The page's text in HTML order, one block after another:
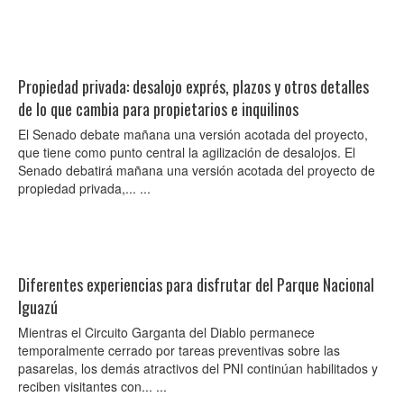
Propiedad privada: desalojo exprés, plazos y otros detalles
de lo que cambia para propietarios e inquilinos
El Senado debate mañana una versión acotada del proyecto,
que tiene como punto central la agilización de desalojos. El
Senado debatirá mañana una versión acotada del proyecto de
propiedad privada,... ...
Diferentes experiencias para disfrutar del Parque Nacional
Iguazú
Mientras el Circuito Garganta del Diablo permanece
temporalmente cerrado por tareas preventivas sobre las
pasarelas, los demás atractivos del PNI continúan habilitados y
reciben visitantes con... ...